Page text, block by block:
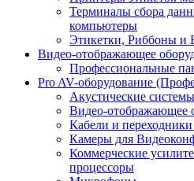
Терминалы сбора
компьютеры
Этикетки, Риббоны и
Видео-отображающее
Профессиональные
Pro AV-оборудование
Акустические системы
Видео-отображающее
Кабели и
Камеры для
Коммерческие
процессоры